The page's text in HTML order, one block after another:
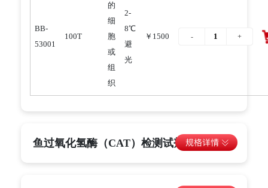
BB-
53001
100T
的
细
胞
或
组
织
2-
8℃
避
光
￥1500
鱼过氧化氢酶（CAT）检测试剂盒